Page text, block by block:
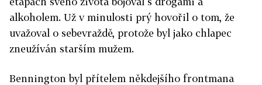
alkoholem. Už v minulosti prý hovořil o tom, že
uvažoval o sebevraždě, protože byl jako chlapec
zneužíván starším mužem.
Bennington byl přítelem někdejšího frontmana